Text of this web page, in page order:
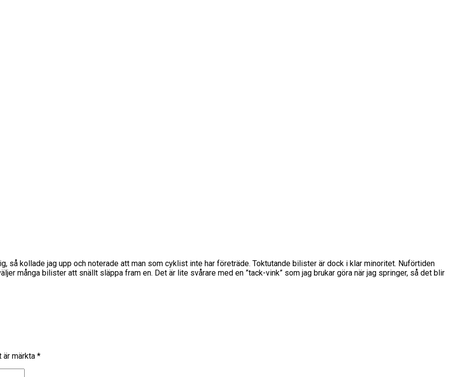
så kollade jag upp och noterade att man som cyklist inte har företräde. Toktutande bilister är dock i klar minoritet. Nuförtiden
många bilister att snällt släppa fram en. Det är lite svårare med en ”tack-vink” som jag brukar göra när jag springer, så det blir
är märkta *